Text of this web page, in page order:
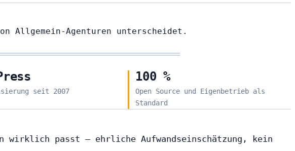
Allgemein-Agenturen unterscheidet.
seit 2007
100 %
Open Source und Eigenbetrieb als
Standard
passt — ehrliche Aufwandseinschätzung, kein